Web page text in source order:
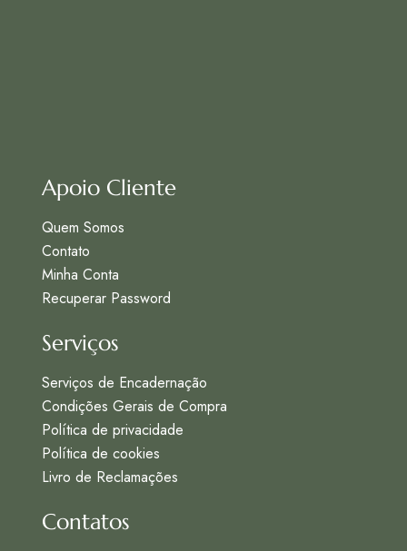
Apoio Cliente
Quem Somos
Contato
Minha Conta
Recuperar Password
Serviços
Serviços de Encadernação
Condições Gerais de Compra
Política de privacidade
Política de cookies
Livro de Reclamações
Contatos